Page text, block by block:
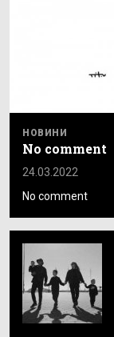
НОВИНИ
No comment
24.03.2022
No comment